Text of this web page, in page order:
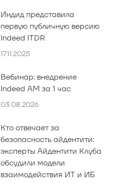
Индид представила
первую публичную версию
Indeed ITDR
17.11.2025
Вебинар: внедрение
Indeed AM за 1 час
03.08.2026
Кто отвечает за
безопасность айдентити:
эксперты Айдентити Клуба
обсудили модели
взаимодействия ИТ и ИБ